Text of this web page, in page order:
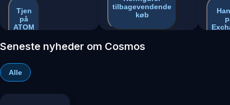
Tjen
på
ATOM
tilbagevendende
køb
Seneste nyheder om Cosmos
Alle